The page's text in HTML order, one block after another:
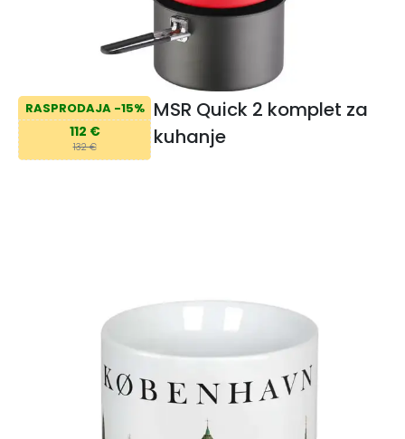
RASPRODAJA -15%
112 €
132 €
MSR Quick 2 komplet za
kuhanje